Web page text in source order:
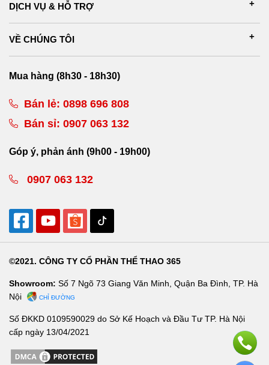
DỊCH VỤ & HỖ TRỢ
VỀ CHÚNG TÔI
Mua hàng (8h30 - 18h30)
Bán lẻ: 0898 696 808
Bán sỉ: 0907 063 132
Góp ý, phản ánh (9h00 - 19h00)
0907 063 132
©2021. CÔNG TY CỔ PHẦN THỂ THAO 365
Showroom: Số 7 Ngõ 73 Giang Văn Minh, Quận Ba Đình, TP. Hà
Nội
CHỈ ĐƯỜNG
Số ĐKKD 0109590029 do Sở Kế Hoạch và Đầu Tư TP. Hà Nội
cấp ngày 13/04/2021